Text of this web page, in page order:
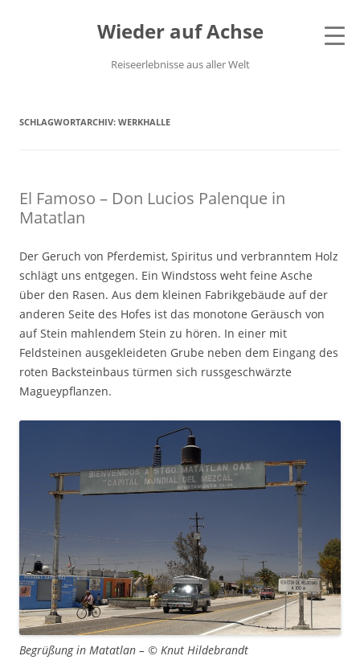
Wieder auf Achse
Reiseerlebnisse aus aller Welt
SCHLAGWORTARCHIV: WERKHALLE
El Famoso – Don Lucios Palenque in
Matatlan
Der Geruch von Pferdemist, Spiritus und verbranntem Holz
schlägt uns entgegen. Ein Windstoss weht feine Asche
über den Rasen. Aus dem kleinen Fabrikgebäude auf der
anderen Seite des Hofes ist das monotone Geräusch von
auf Stein mahlendem Stein zu hören. In einer mit
Feldsteinen ausgekleideten Grube neben dem Eingang des
roten Backsteinbaus türmen sich russgeschwärzte
Magueypflanzen.
Begrüßung in Matatlan – © Knut Hildebrandt